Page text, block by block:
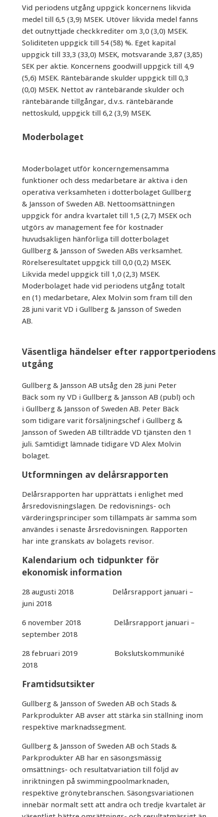
Vid periodens utgång uppgick koncernens likvida
medel till 6,5 (3,9) MSEK. Utöver likvida medel fanns
det outnyttjade checkkrediter om 3,0 (3,0) MSEK.
Soliditeten uppgick till 54 (58) %. Eget kapital
uppgick till 33,3 (33,0) MSEK, motsvarande 3,87 (3,85)
SEK per aktie. Koncernens goodwill uppgick till 4,9
(5,6) MSEK. Räntebärande skulder uppgick till 0,3
(0,0) MSEK. Nettot av räntebärande skulder och
räntebärande tillgångar, d.v.s. räntebärande
nettoskuld, uppgick till 6,2 (3,9) MSEK.
Moderbolaget
Moderbolaget utför koncerngemensamma
funktioner och dess medarbetare är aktiva i den
operativa verksamheten i dotterbolaget Gullberg
& Jansson of Sweden AB. Nettoomsättningen
uppgick för andra kvartalet till 1,5 (2,7) MSEK och
utgörs av management fee för kostnader
huvudsakligen hänförliga till dotterbolaget
Gullberg & Jansson of Sweden ABs verksamhet.
Rörelseresultatet uppgick till 0,0 (0,2) MSEK.
Likvida medel uppgick till 1,0 (2,3) MSEK.
Moderbolaget hade vid periodens utgång totalt
en (1) medarbetare, Alex Molvin som fram till den
28 juni varit VD i Gullberg & Jansson of Sweden
AB.
Väsentliga händelser efter rapportperiodens
utgång
Gullberg & Jansson AB utsåg den 28 juni Peter
Bäck som ny VD i Gullberg & Jansson AB (publ) och
i Gullberg & Jansson of Sweden AB. Peter Bäck
som tidigare varit försäljningschef i Gullberg &
Jansson of Sweden AB tillträdde VD tjänsten den 1
juli. Samtidigt lämnade tidigare VD Alex Molvin
bolaget.
Utformningen av delårsrapporten
Delårsrapporten har upprättats i enlighet med
årsredovisningslagen. De redovisnings- och
värderingsprinciper som tillämpats är samma som
användes i senaste årsredovisningen. Rapporten
har inte granskats av bolagets revisor.
Kalendarium och tidpunkter för
ekonomisk information
28 augusti 2018 Delårsrapport januari –
juni 2018
6 november 2018 Delårsrapport januari –
september 2018
28 februari 2019 Bokslutskommuniké
2018
Framtidsutsikter
Gullberg & Jansson of Sweden AB och Stads &
Parkprodukter AB avser att stärka sin ställning inom
respektive marknadssegment.
Gullberg & Jansson of Sweden AB och Stads &
Parkprodukter AB har en säsongsmässig
omsättnings- och resultatvariation till följd av
inriktningen på swimmingpoolmarknaden,
respektive grönytebranschen. Säsongsvariationen
innebär normalt sett att andra och tredje kvartalet är